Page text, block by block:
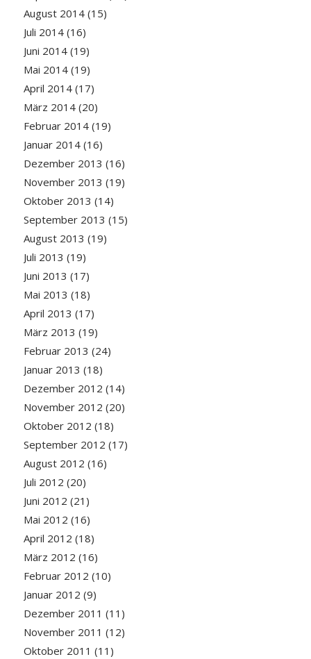
August 2014(15)
Juli 2014(16)
Juni 2014(19)
Mai 2014(19)
April 2014(17)
März 2014(20)
Februar 2014(19)
Januar 2014(16)
Dezember 2013 (16)
November 2013 (19)
Oktober 2013 (14)
September 2013 (15)
August 2013 (19)
Juli 2013 (19)
Juni 2013 (17)
Mai 2013 (18)
April 2013 (17)
März 2013 (19)
Februar 2013 (24)
Januar 2013 (18)
Dezember 2012 (14)
November 2012 (20)
Oktober 2012 (18)
September 2012 (17)
August 2012 (16)
Juli 2012 (20)
Juni 2012 (21)
Mai 2012 (16)
April 2012 (18)
März 2012 (16)
Februar 2012 (10)
Januar 2012 (9)
Dezember 2011 (11)
November 2011 (12)
Oktober 2011 (11)